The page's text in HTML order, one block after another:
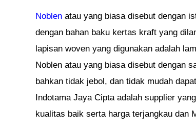
Noblen atau yang biasa disebut dengan
dengan bahan baku kertas kraft yang
lapisan woven yang digunakan adalah
Noblen atau yang biasa disebut dengan
bahkan tidak jebol, dan tidak mudah
Indotama Jaya Cipta adalah supplier
kualitas baik serta harga terjangkau dan